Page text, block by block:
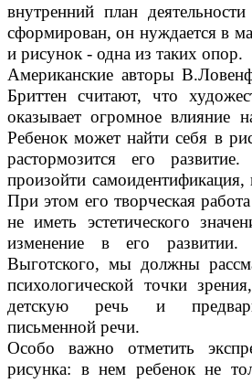
внутренний план
сформирован, он нуждается в
и рисунок - одна из таких опор.
Американские авторы
Бриттен считают, что
оказывает огромное влияние
Ребенок может найти себя в
растормозится его
произойти
При этом его творческая
не иметь эстетического
изменение в его
Выготского, мы должны
психологической точки
детскую речь и
письменной речи.
Особо важно отметить
рисунка: в нем ребенок не